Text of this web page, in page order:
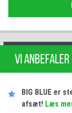
VI ANBEFALER
BIG BLUE er
afsæt! Læs